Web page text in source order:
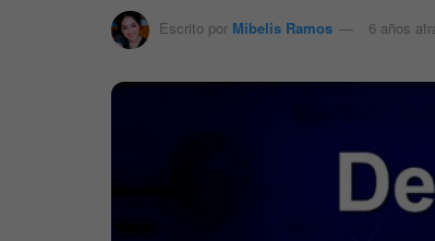
Escrito por Mibelis Ramos 6 años